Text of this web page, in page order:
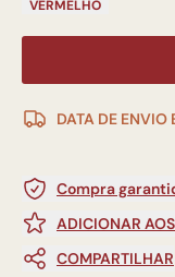
VERMELHO
DATA DE ENVIO
Compra
ADICIONAR
COMPARTILHAR